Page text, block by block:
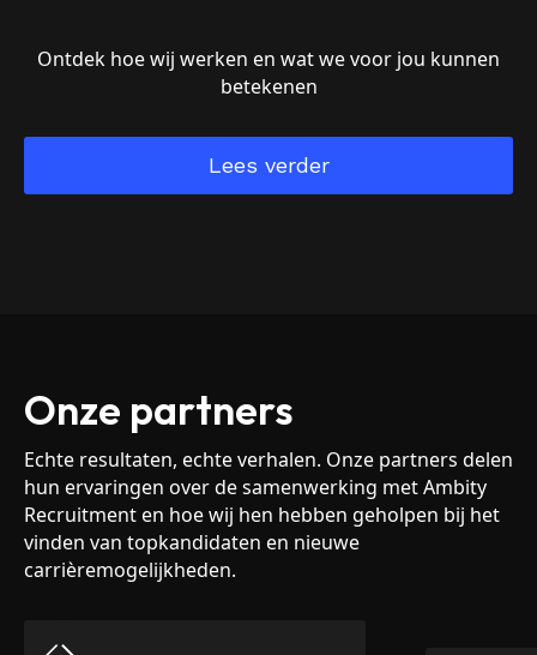
Ontdek hoe wij werken en wat we voor jou kunnen
betekenen
Lees verder
Onze partners
Echte resultaten, echte verhalen. Onze partners delen
hun ervaringen over de samenwerking met Ambity
Recruitment en hoe wij hen hebben geholpen bij het
vinden van topkandidaten en nieuwe
carrièremogelijkheden.